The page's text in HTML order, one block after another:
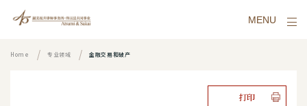
MENU
Home 专业领域 金融交易和破产
打印